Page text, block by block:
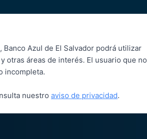
Azul de El Salvador podrá utilizar
otras áreas de interés. El usuario que no
incompleta.
nuestro aviso de privacidad.